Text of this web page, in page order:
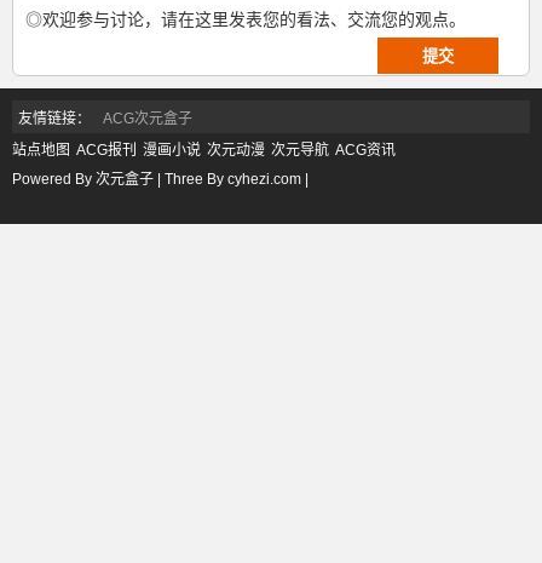
◎欢迎参与讨论，请在这里发表您的看法、交流您的观点。
友情链接：
ACG次元盒子
站点地图 ACG报刊 漫画小说 次元动漫 次元导航 ACG资讯
Powered By 次元盒子 | Three By cyhezi.com |